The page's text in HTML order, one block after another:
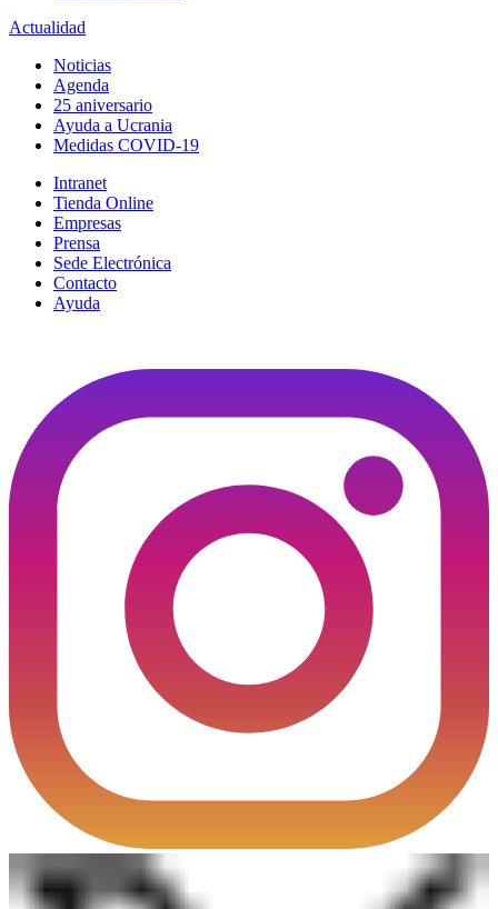
Actualidad
Noticias
Agenda
25 aniversario
Ayuda a Ucrania
Medidas COVID-19
Intranet
Tienda Online
Empresas
Prensa
Sede Electrónica
Contacto
Ayuda